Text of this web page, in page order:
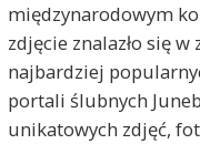
międzynarodowym
zdjęcie znalazło się
najbardziej
portali ślubnych
unikatowych zdjęć,